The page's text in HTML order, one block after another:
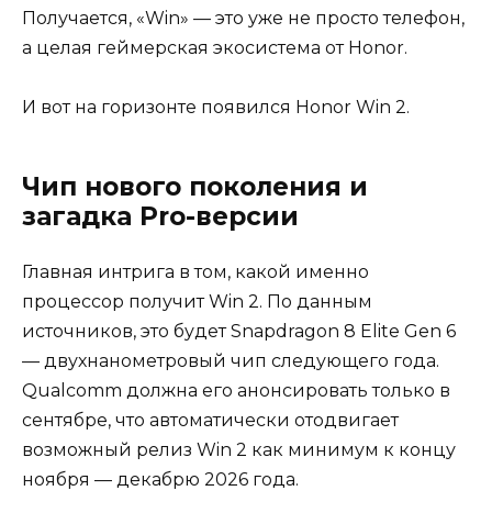
Получается, «Win» — это уже не просто телефон,
а целая геймерская экосистема от Honor.
И вот на горизонте появился Honor Win 2.
Чип нового поколения и
загадка Pro-версии
Главная интрига в том, какой именно
процессор получит Win 2. По данным
источников, это будет Snapdragon 8 Elite Gen 6
— двухнанометровый чип следующего года.
Qualcomm должна его анонсировать только в
сентябре, что автоматически отодвигает
возможный релиз Win 2 как минимум к концу
ноября — декабрю 2026 года.